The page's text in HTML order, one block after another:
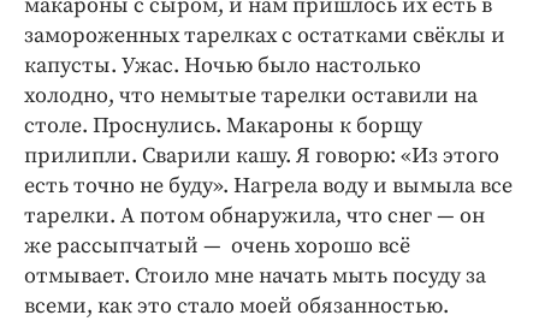
замороженных тарелках с остатками свёклы и
капусты. Ужас. Ночью было настолько
холодно, что немытые тарелки оставили на
столе. Проснулись. Макароны к борщу
прилипли. Сварили кашу. Я говорю: «Из этого
есть точно не буду». Нагрела воду и вымыла все
тарелки. А потом обнаружила, что снег — он
же рассыпчатый — очень хорошо всё
отмывает. Стоило мне начать мыть посуду за
всеми, как это стало моей обязанностью.